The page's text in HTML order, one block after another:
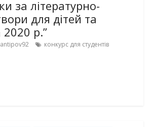
за літературно-
для дітей та
р.”
конкурс для студентів